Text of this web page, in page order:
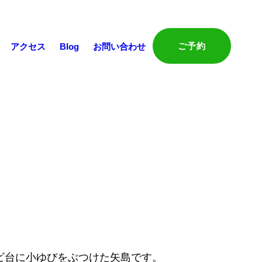
アクセス Blog お問い合わせ ご予約
に小ゆびをぶつけた矢島です。